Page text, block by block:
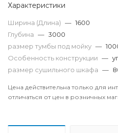
Характеристики
Ширина (Длина) — 1600
Глубина — 3000
размер тумбы под мойку —
Особенность конструкции —
размер сушильного шкафа —
Цена действительна только для
отличаться от цен в розничных